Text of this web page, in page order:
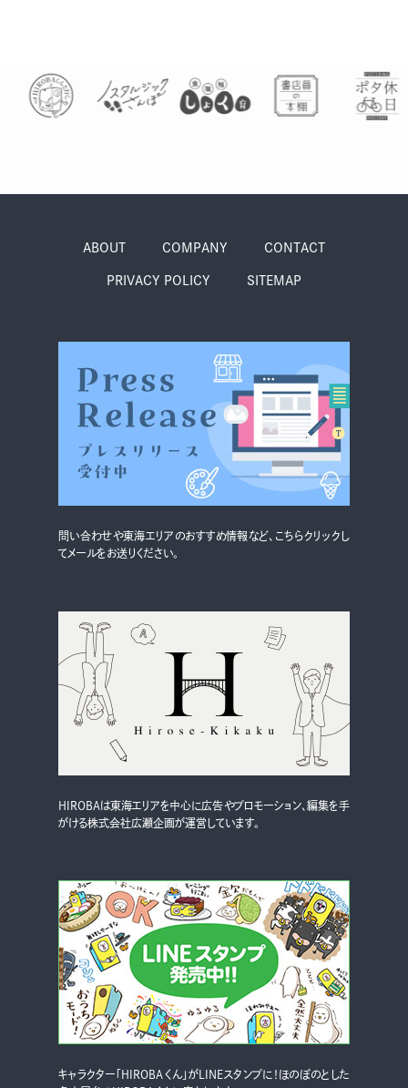
ABOUT COMPANY CONTACT
PRIVACY POLICY SITEMAP
問い合わせや東海エリアのおすすめ情報など、こちらクリックし
てメールをお送りください。
HIROBAは東海エリアを中心に広告やプロモーション、編集を手
がける株式会社広瀬企画が運営しています。
キャラクター「HIROBAくん」がLINEスタンプに！ほのぼのとした